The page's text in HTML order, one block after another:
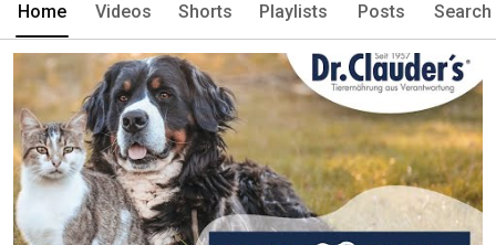
Home Videos Shorts Playlists Posts Search